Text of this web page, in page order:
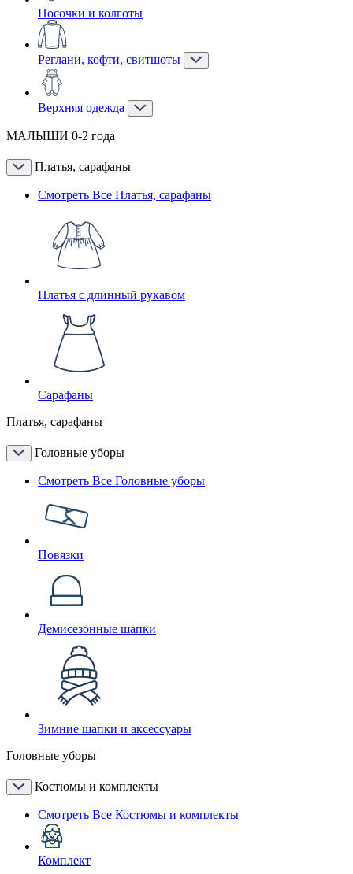
Носочки и колготы
Реглани, кофти, свитшоты
Верхняя одежда
МАЛЫШИ 0-2 года
Платья, сарафаны
Смотреть Все Платья, сарафаны
Платья с длинный рукавом
Сарафаны
Платья, сарафаны
Головные уборы
Смотреть Все Головные уборы
Повязки
Демисезонные шапки
Зимние шапки и аксессуары
Головные уборы
Костюмы и комплекты
Смотреть Все Костюмы и комплекты
Комплект